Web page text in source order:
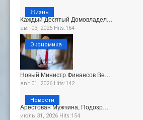
Каждый Десятый Домовладел…
авг 03, 2026 Hits:164
Жизнь
Новый Министр Финансов Ве…
авг 01, 2026 Hits:142
Экономика
Арестован Мужчина, Подозр…
июль 31, 2026 Hits:154
Новости